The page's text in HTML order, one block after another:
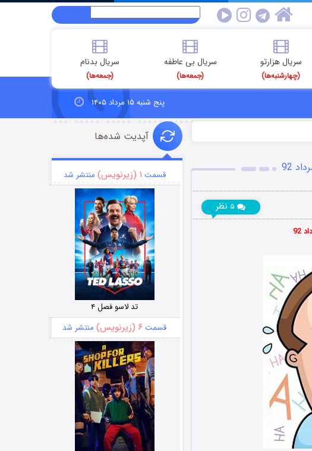
سریال هزارتو
(چهارشنبه‌ها)
سریال بی عاطفه
(جمعه‌ها)
سریال بدنام
(جمعه‌ها)
پنج شنبه ۱۵ مرداد ۱۴۰۵
۵ نظر
آپدیت شده‌ها
قسمت ۱ (زیرنویس) منتشر شد
تد لاسو فصل ۴
قسمت ۶ (زیرنویس) منتشر شد